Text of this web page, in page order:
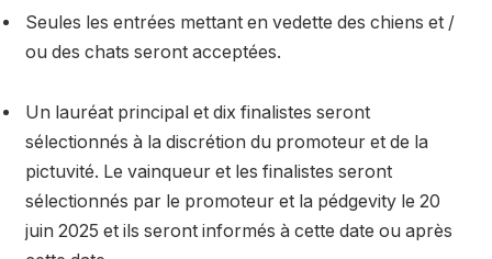
Seules les entrées mettant en vedette des chiens et /
ou des chats seront acceptées.
Un lauréat principal et dix finalistes seront
sélectionnés à la discrétion du promoteur et de la
pictuvité. Le vainqueur et les finalistes seront
sélectionnés par le promoteur et la pédgevity le 20
juin 2025 et ils seront informés à cette date ou après